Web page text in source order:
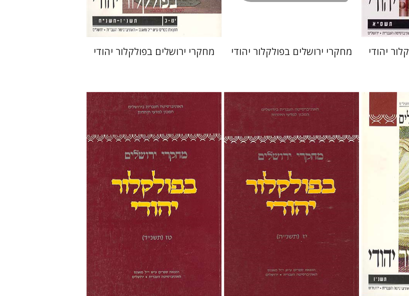
יהודי
$22
$20
מחקרי ירושלים בפולקלור יהודי
$35
$32
מחקרי ירושלים בפולקלור יהודי
גלית חזן-רוקם שלום צבר
תמר
אלכסנדר-פריזר
$19
גלית חזן-רוקם
תמר
הנחת אתר ספר מודפס
$19